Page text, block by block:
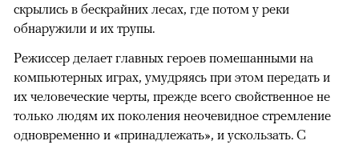
скрылись в бескрайних лесах, где потом у реки
обнаружили и их трупы.
Режиссер делает главных героев помешанными на
компьютерных играх, умудряясь при этом передать и
их человеческие черты, прежде всего свойственное не
только людям их поколения неочевидное стремление
одновременно и «принадлежать», и ускользать. С